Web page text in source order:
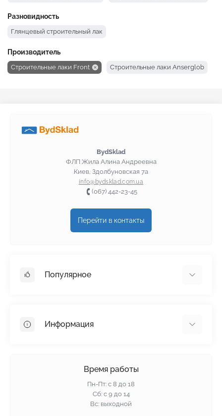
Разновидность
Глянцевый строительный лак
Производитель
Строительные лаки Front Строительные лаки Anserglob
BydSklad
ФЛП Жила Алина Андреевна
Киев, Здолбуновская 7а
info@bydsklad.com.ua
(067) 442-23-45
Перейти в контакты
Популярное
Пенопласт
Информация
Политика конфиденциальности
Время работы
Пн-Пт: с 8 до 18
Сб: с 9 до 14
Вс: выходной